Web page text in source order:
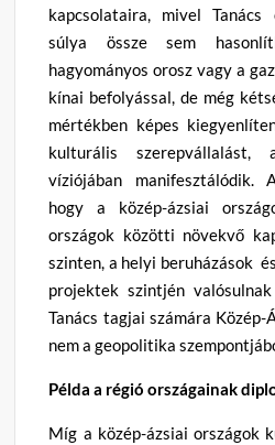
kapcsolataira, mivel Tanács
súlya össze sem
hagyományos orosz vagy a
kínai befolyással, de még
mértékben képes
kulturális
víziójában manifesztálódik.
hogy a közép-ázsiai
országok közötti növekvő
szinten, a helyi beruházások
projektek szintjén
Tanács tagjai számára
nem a geopolitika
Példa a régió országainak
Míg a közép-ázsiai országok